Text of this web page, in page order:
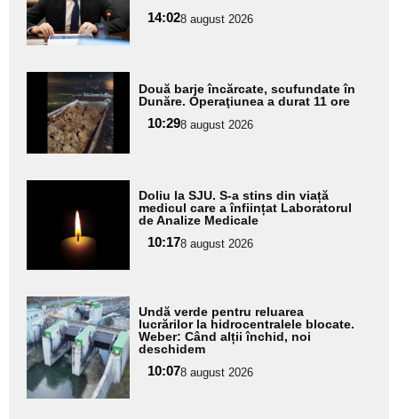
subtitlu
14:028 august 2026
Adaugă
aici textul
pentru
subtitlu
Două barje încărcate, scufundate în
Dunăre. Operaţiunea a durat 11 ore
10:298 august 2026
aici textul
pentru
subtitlu
Doliu la SJU. S-a stins din viață
medicul care a înființat Laboratorul
de Analize Medicale
10:178 august 2026
Adaugă
aici textul
pentru
subtitlu
Undă verde pentru reluarea
lucrărilor la hidrocentralele blocate.
Weber: Când alții închid, noi
deschidem
10:078 august 2026